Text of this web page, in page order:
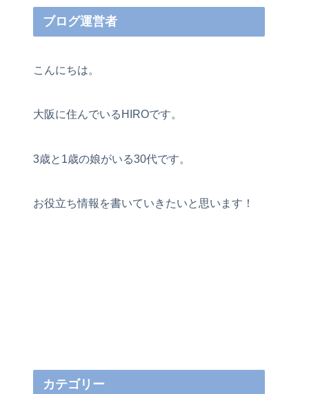
ブログ運営者
こんにちは。
大阪に住んでいるHIROです。
3歳と1歳の娘がいる30代です。
お役立ち情報を書いていきたいと思います！
カテゴリー